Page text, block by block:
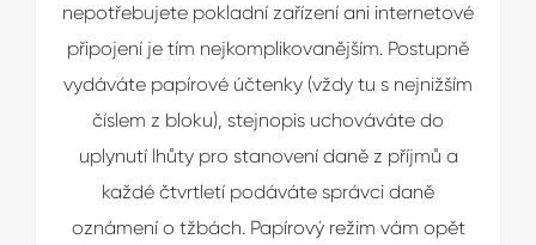
nepotřebujete pokladní zařízení ani internetové
připojení je tím nejkomplikovanějším. Postupně
vydáváte papírové účtenky (vždy tu s nejnižším
číslem z bloku), stejnopis uchováváte do
uplynutí lhůty pro stanovení daně z příjmů a
každé čtvrtletí podáváte správci daně
oznámení o tžbách. Papírový režim vám opět